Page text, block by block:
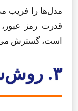
مدل‌ها را فریب
قدرت رمز
است، گسترش
۳. روش‌شناسی